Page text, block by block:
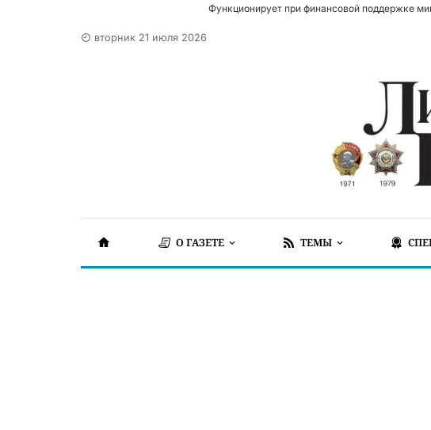
Функционирует при финансовой поддержке
вторник 21 июля 2026
О ГАЗЕТЕ ТЕМЫ